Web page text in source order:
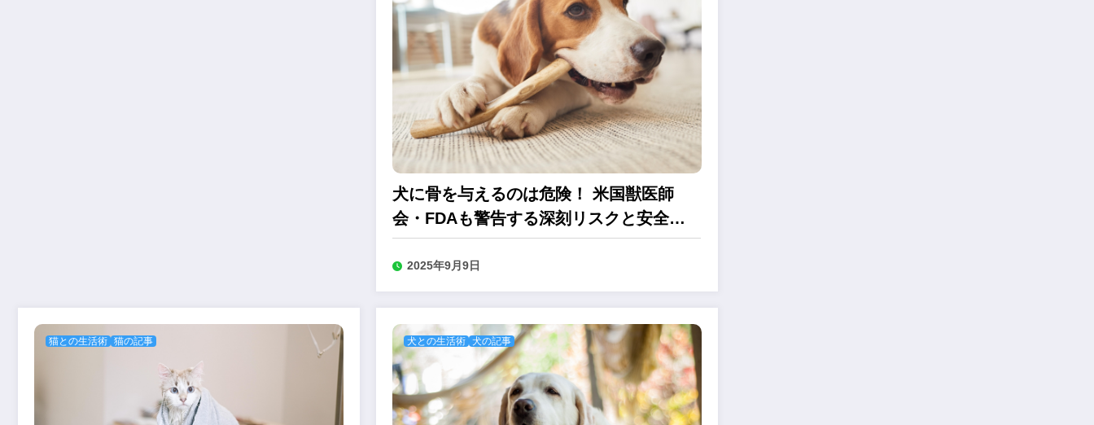
犬に骨を与えるのは危険！ 米国獣医師
会・FDAも警告する深刻リスクと安全な
代替品
2025年9月9日
猫との生活術 猫の記事 犬との生活術 犬の記事